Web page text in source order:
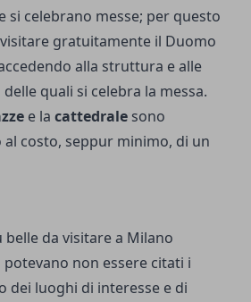
si celebrano messe; per questo
gratuitamente il Duomo
alla struttura e alle
quali si celebra la messa.
e la cattedrale sono
costo, seppur minimo, di un
da visitare a Milano
non essere citati i
dei luoghi di interesse e di